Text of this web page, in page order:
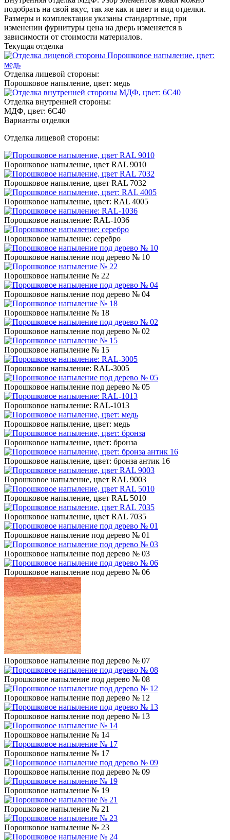
подобрать на свой вкус, так же как и цвет и вид отделки.
Размеры и комплектация указаны стандартные, при
изменении фурнитуры цена на дверь изменяется в
зависимости от стоимости материалов.
Текущая отделка
Отделка лицевой стороны:
Порошковое напыление, цвет: медь
Отделка внутренней стороны:
МДФ, цвет: 6С40
Варианты отделки
Отделка лицевой стороны:
Порошковое напыление, цвет RAL 9010
Порошковое напыление, цвет RAL 7032
Порошковое напыление, цвет: RAL 4005
Порошковое напыление: RAL-1036
Порошковое напыление: серебро
Порошковое напыление под дерево № 10
Порошковое напыление № 22
Порошковое напыление под дерево № 04
Порошковое напыление № 18
Порошковое напыление под дерево № 02
Порошковое напыление № 15
Порошковое напыление: RAL-3005
Порошковое напыление под дерево № 05
Порошковое напыление: RAL-1013
Порошковое напыление, цвет: медь
Порошковое напыление, цвет: бронза
Порошковое напыление, цвет: бронза антик 16
Порошковое напыление, цвет RAL 9003
Порошковое напыление, цвет RAL 5010
Порошковое напыление, цвет RAL 7035
Порошковое напыление под дерево № 01
Порошковое напыление под дерево № 03
Порошковое напыление под дерево № 06
Порошковое напыление под дерево № 07
Порошковое напыление под дерево № 08
Порошковое напыление под дерево № 12
Порошковое напыление под дерево № 13
Порошковое напыление № 14
Порошковое напыление № 17
Порошковое напыление под дерево № 09
Порошковое напыление № 19
Порошковое напыление № 21
Порошковое напыление № 23